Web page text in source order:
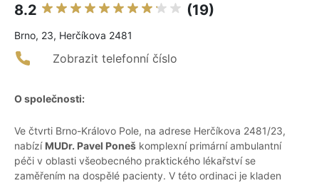
8.2 (19)
Brno, 23, Herčíkova 2481
Zobrazit telefonní číslo
O společnosti:
Ve čtvrti Brno-Královo Pole, na adrese Herčíkova 2481/23,
nabízí MUDr. Pavel Poneš komplexní primární ambulantní
péči v oblasti všeobecného praktického lékařství se
zaměřením na dospělé pacienty. V této ordinaci je kladen